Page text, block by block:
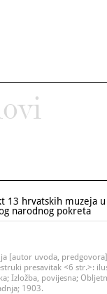
13 hrvatskih muzeja
narodnog pokreta
[autor uvoda, predgovora]
presavitak <6 str.>:
Izložba, povijesna;
1903.